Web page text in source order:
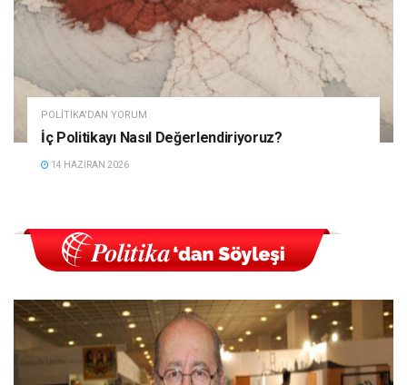
POLITIKA'DAN YORUM
İç Politikayı Nasıl Değerlendiriyoruz?
14 HAZIRAN 2026